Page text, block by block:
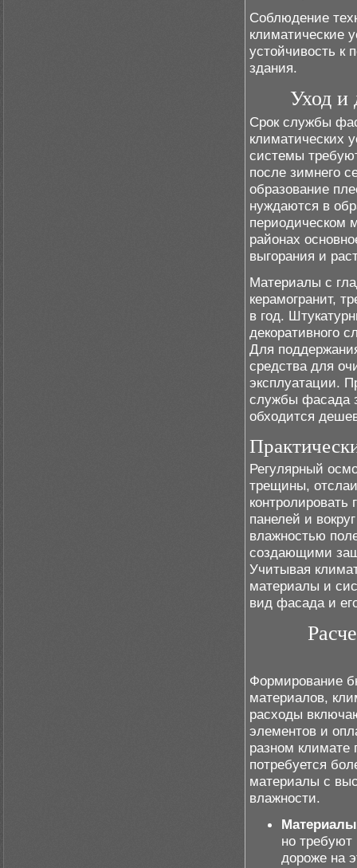
Соблюдение
климатические
устойчивость к
здания.
Уход и
Срок службы
климатических
системы
после зимнего
образование
нуждаются в
периодическом
районах
выгорания и
Материалы с
керамогранит,
в год.
декоративного
Для
средства для
эксплуатации.
службы фасада
обходится
Регулярный
трещины,
панелей и
влажностью
создающими
Учитывая
материалы и
вид фасада и
Формирование
материалов,
расходы
элементов и
разном климате
потребуется
материалы с
влажности.
но требуют
дороже на